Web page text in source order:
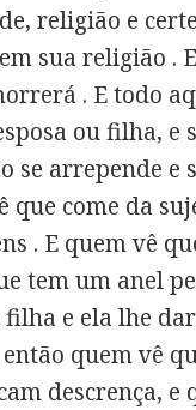
religião e
sua religião .
. E todo
ou filha, e
se arrepende e
que come da
. E quem vê
tem um anel
filha e ela lhe
quem vê
descrença,